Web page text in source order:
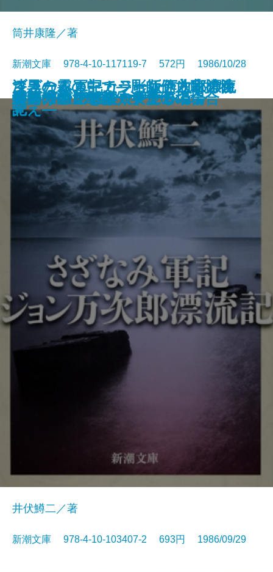
霜の朝
ヨギ ガンジーの妖術
ブラームス―カラー版作曲家の生
涯―
象工場のハッピーエンド
破獄
落日燃ゆ
カシスの舞い
美酒一代―鳥井信治郎伝―
どこかの事件
くたばれPTA
筒井康隆／著
新潮文庫 978-4-10-117119-7 572円 1986/10/28
さざなみ軍記・ジョン万次郎漂流
記
井伏鱒二／著
新潮文庫 978-4-10-103407-2 693円 1986/09/29
漆黒の霧の中で―彫師伊之助捕物
覚え―
夜明けの辻
アシモフの雑学コレクション
侍
女の一生 一部・キクの場合
女の一生 二部・サチ子の場合
細川ガラシャ夫人〔上〕
細川ガラシャ夫人〔下〕
「雨の木」を聴く女たち